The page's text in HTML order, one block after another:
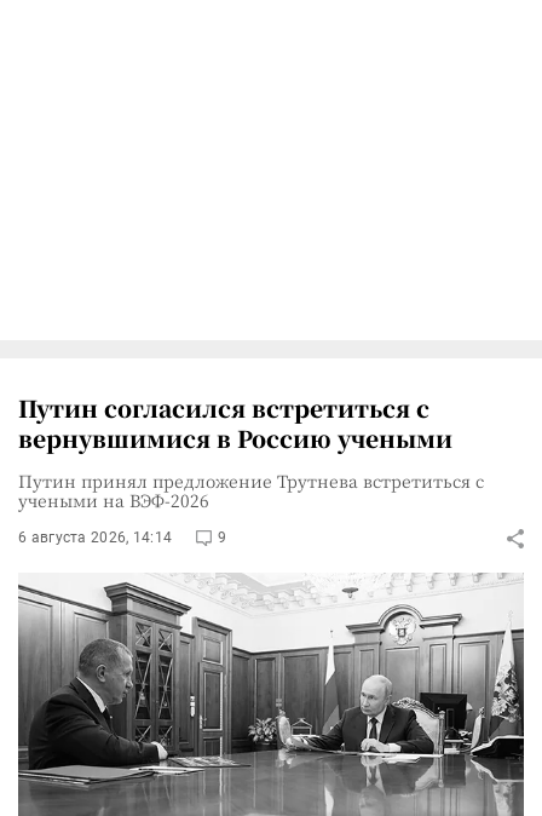
Путин согласился встретиться с
вернувшимися в Россию учеными
Путин принял предложение Трутнева встретиться с
учеными на ВЭФ-2026
6 августа 2026, 14:14 9